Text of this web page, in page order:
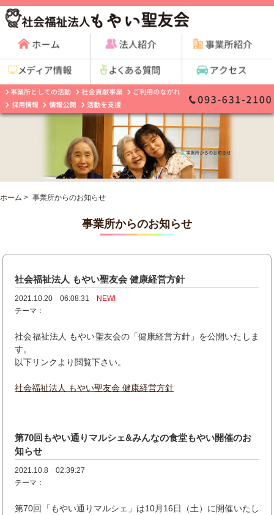
ホーム > 事業所からのお知らせ
事業所からのお知らせ
社会福祉法人 もやい聖友会 健康経営方針
2021.10.20 06:08:31
NEW!
テーマ：
社会福祉法人 もやい聖友会の「健康経営方針」を公開いたしま
す。
以下リンクより閲覧下さい。
社会福祉法人 もやい聖友会 健康経営方針
第70回もやい通りマルシェ&みんなの食堂もやい開催のお
知らせ
2021.10.8 02:39:27
テーマ：
第70回「もやい通りマルシェ」は10月16日（土）に開催いたし